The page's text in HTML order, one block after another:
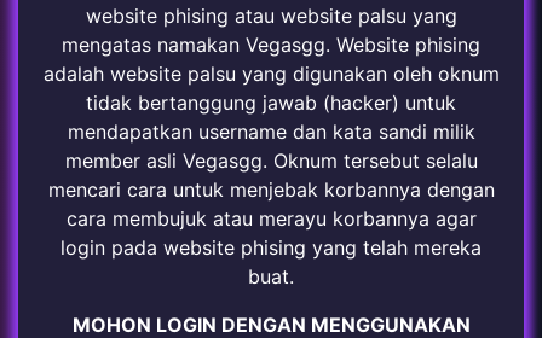
website phising atau website palsu yang
mengatas namakan Vegasgg. Website phising
adalah website palsu yang digunakan oleh oknum
tidak bertanggung jawab (hacker) untuk
mendapatkan username dan kata sandi milik
member asli Vegasgg. Oknum tersebut selalu
mencari cara untuk menjebak korbannya dengan
cara membujuk atau merayu korbannya agar
login pada website phising yang telah mereka
buat.
MOHON LOGIN DENGAN MENGGUNAKAN